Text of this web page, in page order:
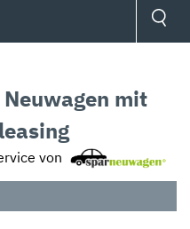
mit
von